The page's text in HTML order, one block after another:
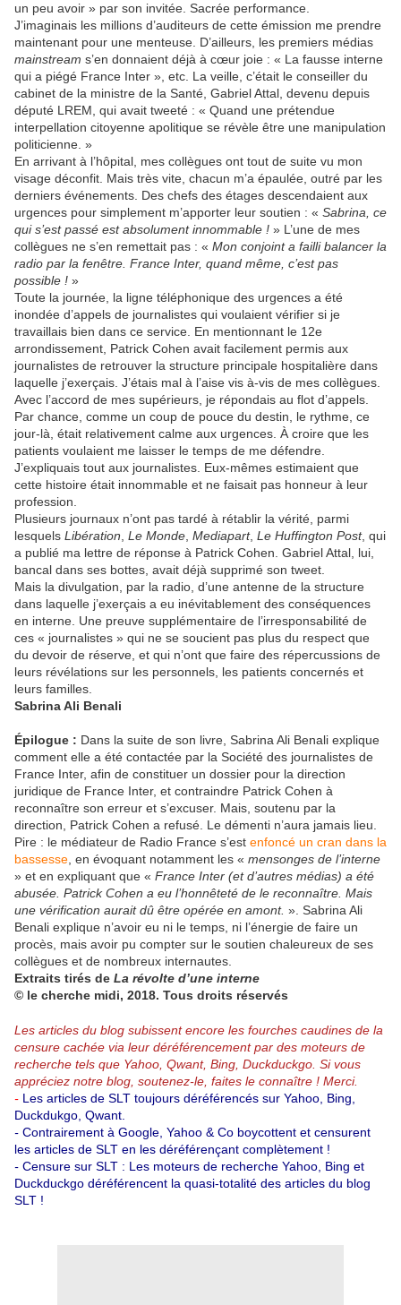
un peu avoir » par son invitée. Sacrée performance.
J’imaginais les millions d’auditeurs de cette émission me prendre
maintenant pour une menteuse. D’ailleurs, les premiers médias
mainstream s’en donnaient déjà à cœur joie : « La fausse interne
qui a piégé France Inter », etc. La veille, c’était le conseiller du
cabinet de la ministre de la Santé, Gabriel Attal, devenu depuis
député LREM, qui avait tweeté : « Quand une prétendue
interpellation citoyenne apolitique se révèle être une manipulation
politicienne. »
En arrivant à l’hôpital, mes collègues ont tout de suite vu mon
visage déconfit. Mais très vite, chacun m’a épaulée, outré par les
derniers événements. Des chefs des étages descendaient aux
urgences pour simplement m’apporter leur soutien : « Sabrina, ce
qui s’est passé est absolument innommable ! » L’une de mes
collègues ne s’en remettait pas : « Mon conjoint a failli balancer la
radio par la fenêtre. France Inter, quand même, c’est pas
possible ! »
Toute la journée, la ligne téléphonique des urgences a été
inondée d’appels de journalistes qui voulaient vérifier si je
travaillais bien dans ce service. En mentionnant le 12e
arrondissement, Patrick Cohen avait facilement permis aux
journalistes de retrouver la structure principale hospitalière dans
laquelle j’exerçais. J’étais mal à l’aise vis à‑vis de mes collègues.
Avec l’accord de mes supérieurs, je répondais au flot d’appels.
Par chance, comme un coup de pouce du destin, le rythme, ce
jour-là, était relativement calme aux urgences. À croire que les
patients voulaient me laisser le temps de me défendre.
J’expliquais tout aux journalistes. Eux-mêmes estimaient que
cette histoire était innommable et ne faisait pas honneur à leur
profession.
Plusieurs journaux n’ont pas tardé à rétablir la vérité, parmi
lesquels Libération Le Monde Mediapart, Le Huffington Post, qui
a publié ma lettre de réponse à Patrick Cohen. Gabriel Attal, lui,
bancal dans ses bottes, avait déjà supprimé son tweet.
Mais la divulgation, par la radio, d’une antenne de la structure
dans laquelle j’exerçais a eu inévitablement des conséquences
en interne. Une preuve supplémentaire de l’irresponsabilité de
ces « journalistes » qui ne se soucient pas plus du respect que
du devoir de réserve, et qui n’ont que faire des répercussions de
leurs révélations sur les personnels, les patients concernés et
leurs familles.
Sabrina Ali Benali
Épilogue : Dans la suite de son livre, Sabrina Ali Benali explique
comment elle a été contactée par la Société des journalistes de
France Inter, afin de constituer un dossier pour la direction
juridique de France Inter, et contraindre Patrick Cohen à
reconnaître son erreur et s’excuser. Mais, soutenu par la
direction, Patrick Cohen a refusé. Le démenti n’aura jamais lieu.
Pire : le médiateur de Radio France s’est enfoncé un cran dans la
bassesse , en évoquant notamment les « mensonges de l’interne
» et en expliquant que « France Inter (et d’autres médias) a été
abusée. Patrick Cohen a eu l’honnêteté de le reconnaître. Mais
une vérification aurait dû être opérée en amont. ». Sabrina Ali
Benali explique n’avoir eu ni le temps, ni l’énergie de faire un
procès, mais avoir pu compter sur le soutien chaleureux de ses
collègues et de nombreux internautes.
Extraits tirés de La révolte d’une interne
© le cherche midi, 2018. Tous droits réservés
Les articles du blog subissent encore les fourches caudines de la
censure cachée via leur déréférencement par des moteurs de
recherche tels que Yahoo, Qwant, Bing, Duckduckgo. Si vous
appréciez notre blog, soutenez-le, faites le connaître ! Merci.
- Les articles de SLT toujours déréférencés sur Yahoo, Bing,
Duckdukgo, Qwant.
- Contrairement à Google, Yahoo & Co boycottent et censurent
les articles de SLT en les déréférençant complètement !
- Censure sur SLT : Les moteurs de recherche Yahoo, Bing et
Duckduckgo déréférencent la quasi-totalité des articles du blog
SLT !